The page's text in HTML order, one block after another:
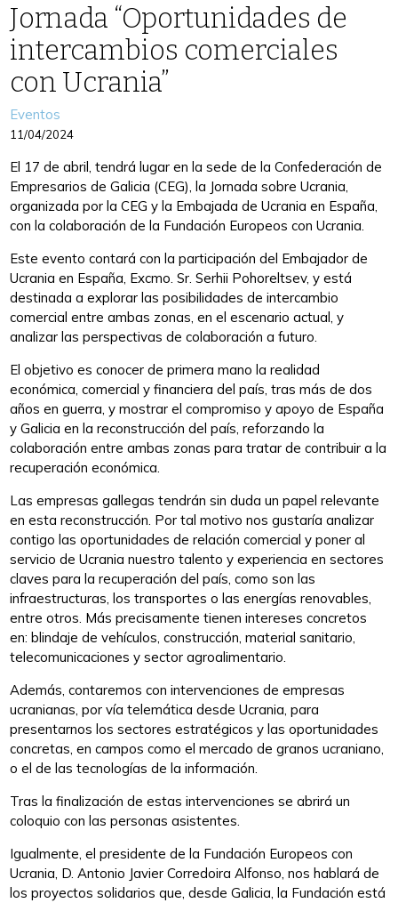
Jornada “Oportunidades de
intercambios comerciales
con Ucrania”
Categories
Eventos
11/04/2024
El 17 de abril, tendrá lugar en la sede de la Confederación de
Empresarios de Galicia (CEG), la Jornada sobre Ucrania,
organizada por la CEG y la Embajada de Ucrania en España,
con la colaboración de la Fundación Europeos con Ucrania.
Este evento contará con la participación del Embajador de
Ucrania en España, Excmo. Sr. Serhii Pohoreltsev, y está
destinada a explorar las posibilidades de intercambio
comercial entre ambas zonas, en el escenario actual, y
analizar las perspectivas de colaboración a futuro.
El objetivo es conocer de primera mano la realidad
económica, comercial y financiera del país, tras más de dos
años en guerra, y mostrar el compromiso y apoyo de España
y Galicia en la reconstrucción del país, reforzando la
colaboración entre ambas zonas para tratar de contribuir a la
recuperación económica.
Las empresas gallegas tendrán sin duda un papel relevante
en esta reconstrucción. Por tal motivo nos gustaría analizar
contigo las oportunidades de relación comercial y poner al
servicio de Ucrania nuestro talento y experiencia en sectores
claves para la recuperación del país, como son las
infraestructuras, los transportes o las energías renovables,
entre otros. Más precisamente tienen intereses concretos
en: blindaje de vehículos, construcción, material sanitario,
telecomunicaciones y sector agroalimentario.
Además, contaremos con intervenciones de empresas
ucranianas, por vía telemática desde Ucrania, para
presentarnos los sectores estratégicos y las oportunidades
concretas, en campos como el mercado de granos ucraniano,
o el de las tecnologías de la información.
Tras la finalización de estas intervenciones se abrirá un
coloquio con las personas asistentes.
Igualmente, el presidente de la Fundación Europeos con
Ucrania, D. Antonio Javier Corredoira Alfonso, nos hablará de
los proyectos solidarios que, desde Galicia, la Fundación está